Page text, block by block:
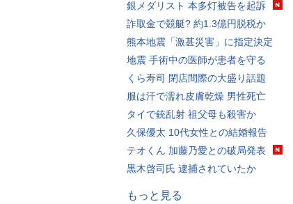
銀メダリスト 本多灯被告を起訴
詐取金で競艇? 約1.3億円脱税か
熊本地震「激甚災害」に指定決定
地震 手術中の医師が患者を守る
くら寿司 閉店間際の大盛り話題
服は汗で濡れ皮膚乾燥 男性死亡
タイで銃乱射 祖父母も殺害か
久保優太 10代女性との結婚報告
テオくん 加藤乃愛との破局発表
黒木啓司氏 逮捕されていたか
もっと見る